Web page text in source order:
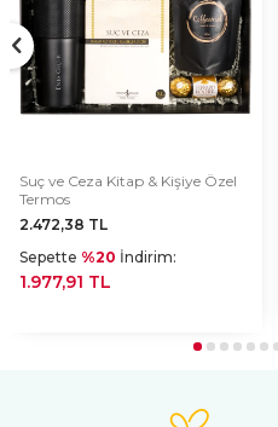
Suç ve Ceza Kitap & Kişiye Özel
Termos
2.472,38 TL
Sepette %20 İndirim:
1.977,91 TL